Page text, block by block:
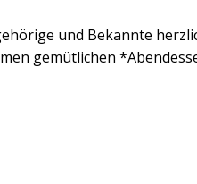
und Bekannte
gemütlichen